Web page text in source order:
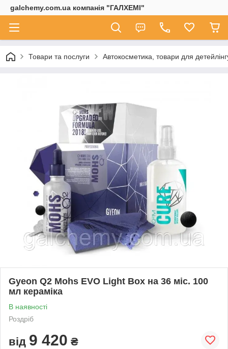
galchemy.com.ua компанія "ГАЛХЕМІ"
Товари та послуги Автокосметика, товари для
Gyeon Q2 Mohs EVO Light Box на 36 міс. 100
мл кераміка
В наявності
Роздріб
від 9 420 ₴